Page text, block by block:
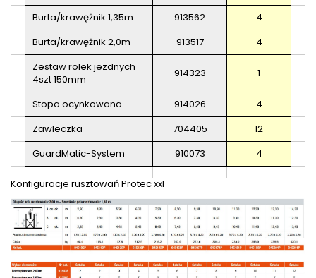
Burta/krawężnik 1,35m
913562
4
Burta/krawężnik 2,0m
913517
4
Zestaw rolek jezdnych
4szt 150mm
914323 1
Stopa ocynkowana 914026
4
Zawleczka
704405
12
GuardMatic-System
910073 4
Konfiguracje rusztowań Protec xxl